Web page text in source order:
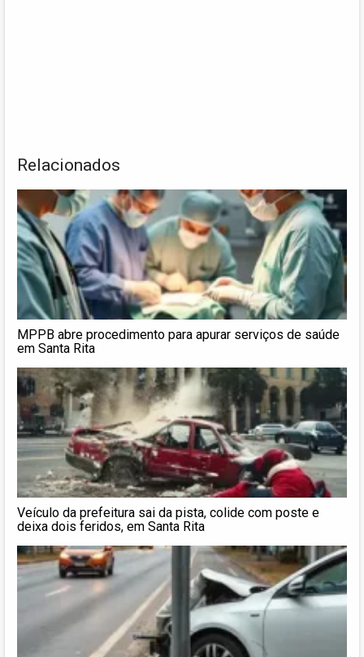
Relacionados
MPPB abre procedimento para apurar serviços de saúde
em Santa Rita
Veículo da prefeitura sai da pista, colide com poste e
deixa dois feridos, em Santa Rita